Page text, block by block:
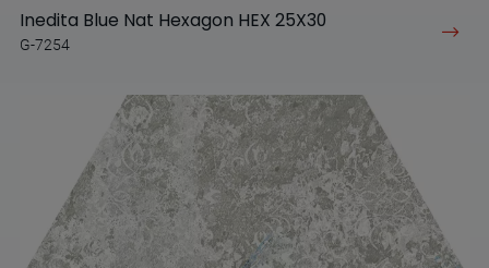
Inedita Blue Nat Hexagon HEX 25X30
G-7254